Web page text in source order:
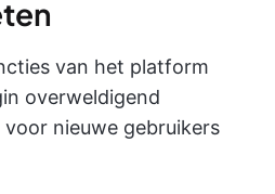
van het platform
overweldigend
nieuwe gebruikers